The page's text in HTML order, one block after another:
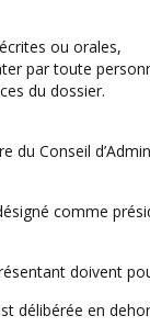
ou orales,
par toute
du dossier.
du Conseil
comme
doivent
délibérée en